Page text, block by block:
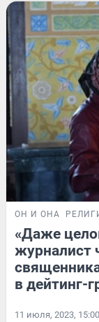
ОН И ОНА
«Даже
журналист
в дейтинг-
11 июля, 2023, 15:00